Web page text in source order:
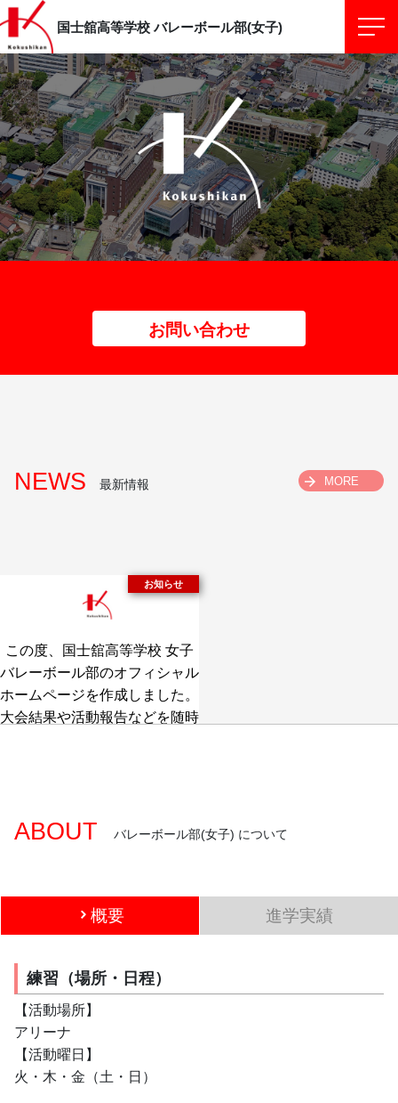
国士舘高等学校 バレーボール部(女子)
お問い合わせ
最新情報
NEWS MORE
この度、国士舘高等学校 女子
バレーボール部のオフィシャル
ホームページを作成しました。
大会結果や活動報告などを随時
バレーボール部(女子) について
ABOUT
概要 進学実績
練習（場所・日程）
【活動場所】
アリーナ
【活動曜日】
火・木・金（土・日）